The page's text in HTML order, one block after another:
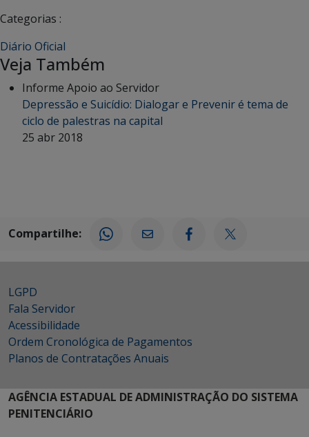
Categorias :
Diário Oficial
Veja Também
Informe Apoio ao Servidor
Depressão e Suicídio: Dialogar e Prevenir é tema de
ciclo de palestras na capital
25 abr 2018
Compartilhe:
LGPD
Fala Servidor
Acessibilidade
Ordem Cronológica de Pagamentos
Planos de Contratações Anuais
AGÊNCIA ESTADUAL DE ADMINISTRAÇÃO DO SISTEMA
PENITENCIÁRIO